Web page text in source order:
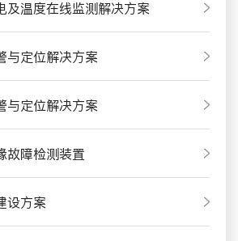
及温度在线监测解决方案
与定位解决方案
与定位解决方案
故障检测装置
设方案